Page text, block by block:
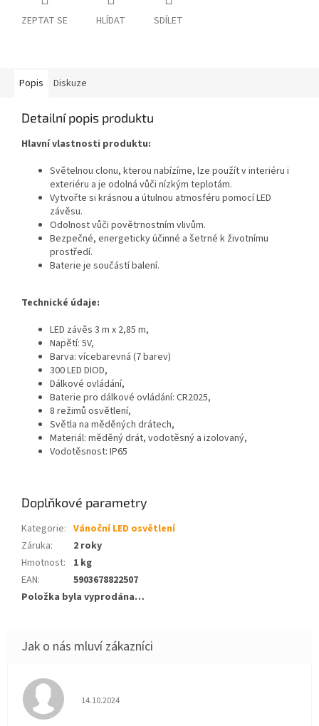
ZEPTAT SE HLÍDAT SDÍLET
Popis Diskuze
Detailní popis produktu
Hlavní vlastnosti produktu:
Světelnou clonu, kterou nabízíme, lze použít v interiéru i
exteriéru a je odolná vůči nízkým teplotám.
Vytvořte si krásnou a útulnou atmosféru pomocí LED
závěsu.
Odolnost vůči povětrnostním vlivům.
Bezpečné, energeticky účinné a šetrné k životnímu
prostředí.
Baterie je součástí balení.
Technické údaje:
LED závěs 3 m x 2,85 m,
Napětí: 5V,
Barva: vícebarevná (7 barev)
300 LED DIOD,
Dálkové ovládání,
Baterie pro dálkové ovládání: CR2025,
8 režimů osvětlení,
Světla na měděných drátech,
Materiál: měděný drát, vodotěsný a izolovaný,
Vodotěsnost: IP65
Doplňkové parametry
Kategorie: Vánoční LED osvětlení
Záruka:
2 roky
Hmotnost:
1 kg
EAN:
5903678822507
Položka byla vyprodána…
Hodnocení obchodu je 5 z 5 hvězdiček.
14.10.2024